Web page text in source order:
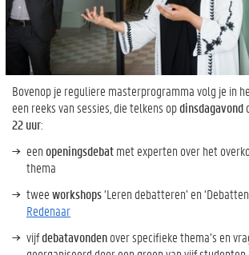
Bovenop je reguliere masterprogramma volg je in
een reeks van sessies, die telkens opdinsdagavond
22 uur:
eenopeningsdebatmet experten over het
thema
tweeworkshops‘Leren debatteren’ en
Redenaar
vijfdebatavondenover specifieke thema’s en